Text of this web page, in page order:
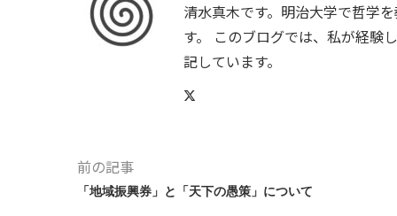
清水真木です。明治大学で哲学
す。 このブログでは、私が経験
記しています。
前の記事
「地域振興券」と「天下の愚策」について